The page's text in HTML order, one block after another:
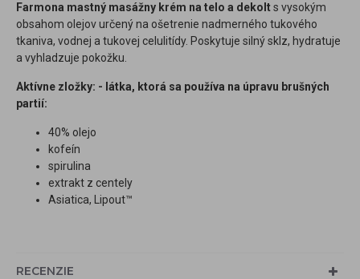
Farmona mastný masážny krém na telo a dekolts vysokým
obsahom olejov určený na ošetrenie nadmerného tukového
tkaniva, vodnej a tukovej celulitídy. Poskytuje silný sklz, hydratuje
a vyhladzuje pokožku.
Aktívne zložky: - látka, ktorá sa používa na úpravu brušných
partií:
40% olejo
kofeín
spirulina
extrakt z centely
Asiatica, Lipout™
RECENZIE